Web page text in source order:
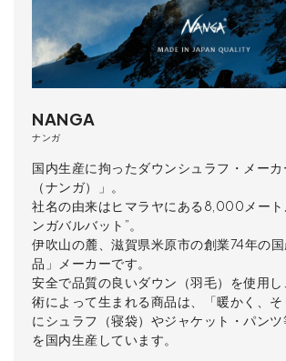
NANGA
ナンガ
国内生産に拘ったダウンシュラフ・メー
（ナンガ）」。
社名の由来はヒマラヤにある8,000メート
ンガバルバット”。
伊吹山の麓、滋賀県米原市の創業74年の
品」メーカーです。
安全で品質の良いダウン（羽毛）を使用
術によって生まれる商品は、「暖かく、
にシュラフ（寝袋）やジャケット・パン
を国内生産しています。